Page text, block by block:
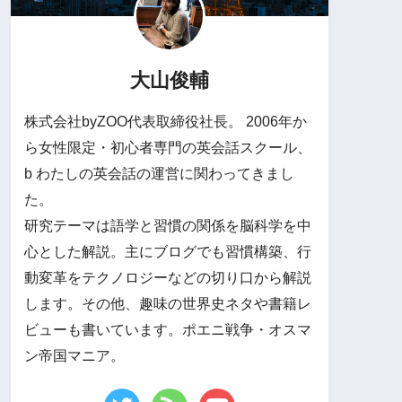
大山俊輔
株式会社byZOO代表取締役社長。 2006年か
ら女性限定・初心者専門の英会話スクール、
b わたしの英会話の運営に関わってきまし
た。
研究テーマは語学と習慣の関係を脳科学を中
心とした解説。主にブログでも習慣構築、行
動変革をテクノロジーなどの切り口から解説
します。その他、趣味の世界史ネタや書籍レ
ビューも書いています。ポエニ戦争・オスマ
ン帝国マニア。